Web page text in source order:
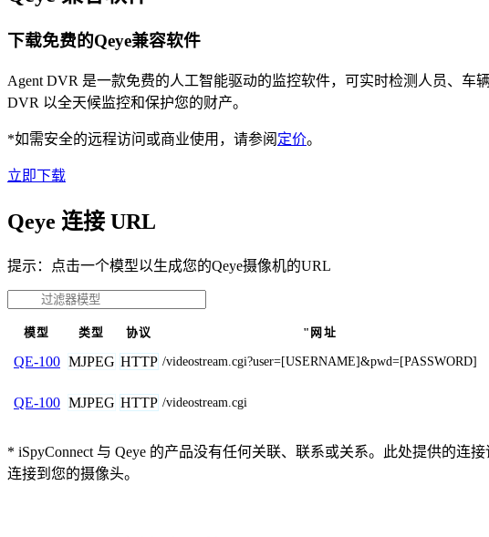
下载免费的Qeye兼容软件
Agent DVR 是一款免费的人工智能驱动的监控软件，可实时检测人员、
DVR 以全天候监控和保护您的财产。
*如需安全的远程访问或商业使用，请参阅 定价。
立即下载
Qeye 连接 URL
提示：点击一个模型以生成您的Qeye摄像机的URL
模型 类型 协议 "网址
QE-100 MJPEG HTTP /videostream.cgi?user=[USERNAME]&pwd=[PASSWORD]
QE-100 MJPEG HTTP /videostream.cgi
* iSpyConnect 与 Qeye 的产品没有任何关联、联系或关系。此处提供的
连接到您的摄像头。